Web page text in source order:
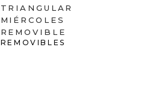
TRIANGULAR
MIÉRCOLES
REMOVIBLE
REMOVIBLES